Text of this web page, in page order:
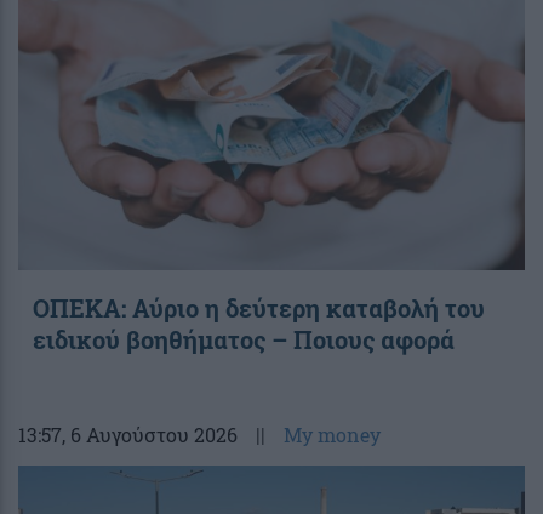
ΟΠΕΚΑ: Αύριο η δεύτερη καταβολή του
ειδικού βοηθήματος – Ποιους αφορά
13:57, 6 Αυγούστου 2026 || My money